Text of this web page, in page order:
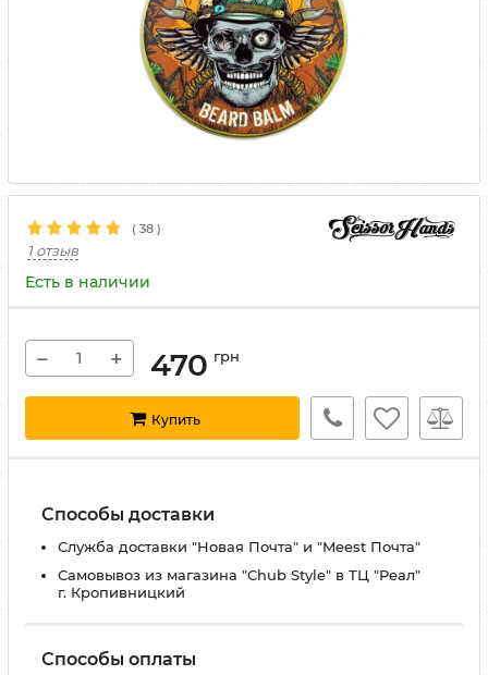
( 38 )
1 отзыв
Есть в наличии
− + 470 грн
Купить
Способы доставки
Служба доставки "Новая Почта" и "Meest Почта"
Самовывоз из магазина "Chub Style" в ТЦ "Реал"
г. Кропивницкий
Способы оплаты